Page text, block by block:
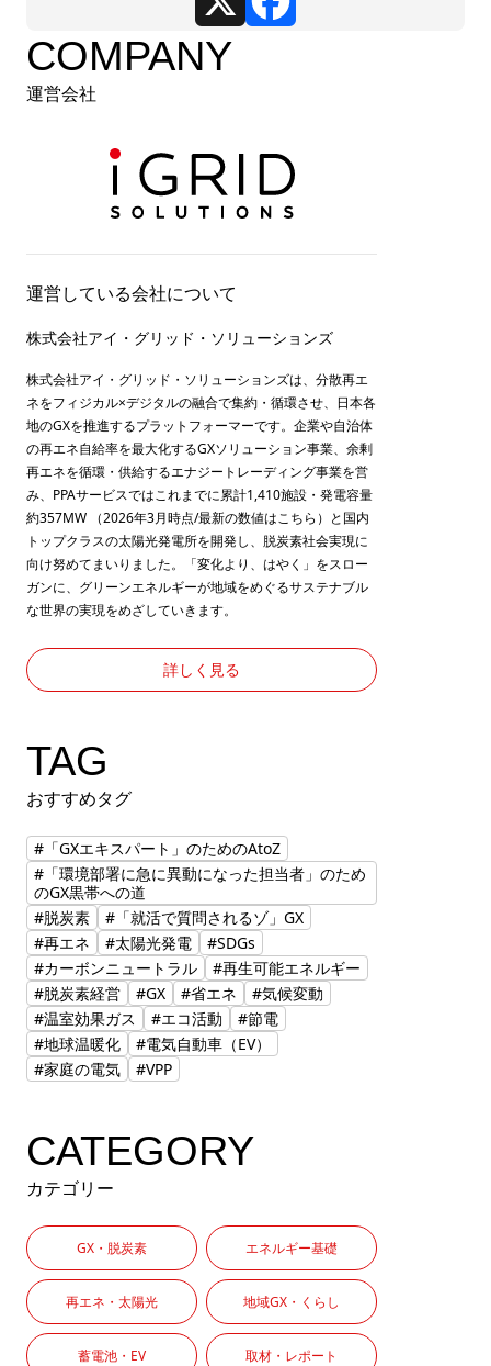
COMPANY
運営会社
運営している会社について
株式会社アイ・グリッド・ソリューションズ
株式会社アイ・グリッド・ソリューションズは、分散再エ
ネをフィジカル×デジタルの融合で集約・循環させ、日本各
地のGXを推進するプラットフォーマーです。企業や自治体
の再エネ自給率を最大化するGXソリューション事業、余剰
再エネを循環・供給するエナジートレーディング事業を営
み、PPAサービスではこれまでに累計1,410施設・発電容量
約357MW （2026年3月時点/最新の数値はこちら ）と国内
トップクラスの太陽光発電所を開発し、脱炭素社会実現に
向け努めてまいりました。「変化より、はやく」をスロー
ガンに、グリーンエネルギーが地域をめぐるサステナブル
な世界の実現をめざしていきます。
詳しく見る
TAG
おすすめタグ
#「GXエキスパート」のためのAtoZ
#「環境部署に急に異動になった担当者」のため
のGX黒帯への道
#脱炭素
#「就活で質問されるゾ」GX
#再エネ
#太陽光発電
#SDGs
#カーボンニュートラル
#再生可能エネルギー
#脱炭素経営
#GX #省エネ
#気候変動
#温室効果ガス
#エコ活動
#節電
#地球温暖化
#電気自動車（EV）
#家庭の電気
#VPP
CATEGORY
カテゴリー
GX・脱炭素 エネルギー基礎
再エネ・太陽光 地域GX・くらし
蓄電池・EV 取材・レポート